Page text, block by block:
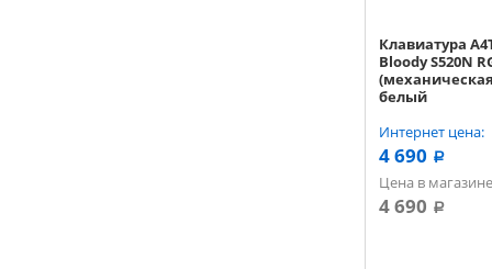
Клавиатура
Bloody S520N
белый
Интернет цена:
4 690 a
Цена в
4 690 a